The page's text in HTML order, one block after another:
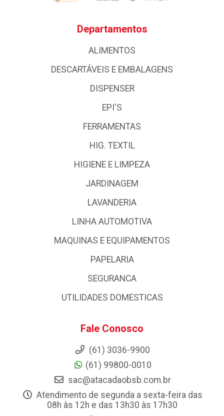
Departamentos
ALIMENTOS
DESCARTÁVEIS E EMBALAGENS
DISPENSER
EPI'S
FERRAMENTAS
HIG. TEXTIL
HIGIENE E LIMPEZA
JARDINAGEM
LAVANDERIA
LINHA AUTOMOTIVA
MAQUINAS E EQUIPAMENTOS
PAPELARIA
SEGURANCA
UTILIDADES DOMESTICAS
Fale Conosco
(61) 3036-9900
(61) 99800-0010
sac@atacadaobsb.com.br
Atendimento de segunda a sexta-feira das
08h às 12h e das 13h30 às 17h30